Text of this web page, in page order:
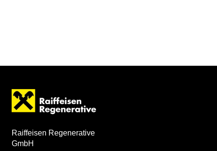
Raiffeisen Regenerative
GmbH